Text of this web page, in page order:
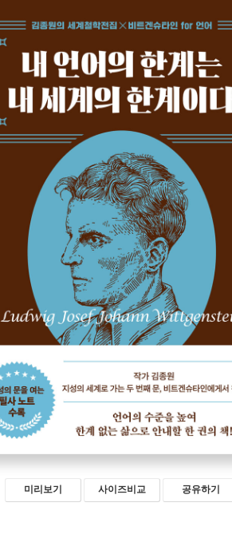
미리보기 사이즈비교 공유하기